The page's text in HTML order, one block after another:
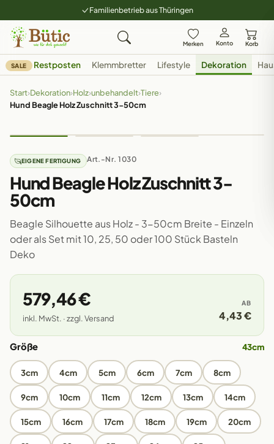
Familienbetrieb aus Thüringen
Merken Konto Korb
SALE Restposten Klemmbretter Lifestyle Dekoration
Start›Dekoration›Holz›unbehandelt›Tiere›
Hund Beagle Holz Zuschnitt 3-50cm
EIGENE FERTIGUNG Art.-Nr. 1030
Hund Beagle Holz Zuschnitt 3-
50cm
Beagle Silhouette aus Holz - 3-50cm Breite - Einzeln
oder als Set mit 10, 25, 50 oder 100 Stück Basteln
Deko
579,46 €
inkl. MwSt. · zzgl. Versand
AB
4,43 €
Größe 43cm
3cm 4cm 5cm 6cm 7cm 8cm
9cm 10cm 11cm 12cm 13cm 14cm
15cm 16cm 17cm 18cm 19cm 20cm